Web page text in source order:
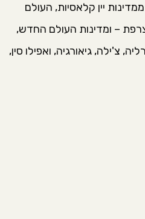
יין קלאסיות, העולם
– ומדינות העולם החדש,
צ'ילה, גיאורגיה, ואפילו סין,